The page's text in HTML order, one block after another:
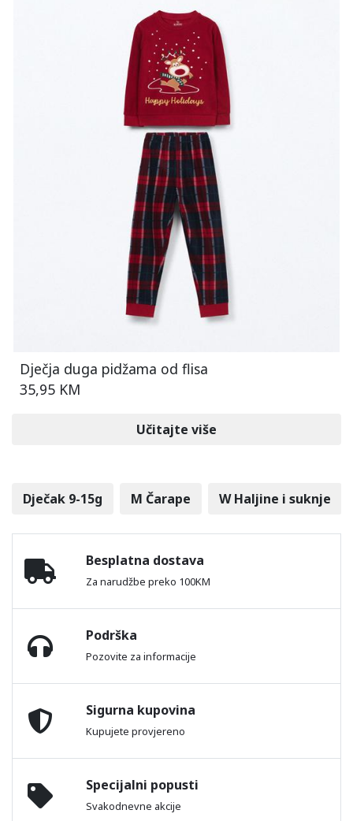
Dječja duga pidžama od flisa
35,95 KM
Učitajte više
Dječak 9-15g M Čarape W Haljine i suknje
Besplatna dostava
Za narudžbe preko 100KM
Podrška
Pozovite za informacije
Sigurna kupovina
Kupujete provjereno
Specijalni popusti
Svakodnevne akcije